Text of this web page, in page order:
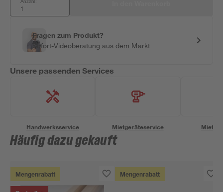
Fragen zum Produkt?
Sofort-Videoberatung aus dem Markt
Unsere passenden Services
Handwerksservice Mietgeräteservice
Häufig dazu gekauft
Mengenrabatt Mengenrabatt